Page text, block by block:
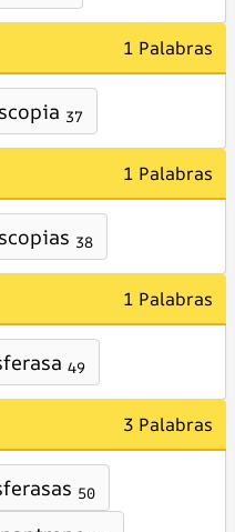
1 Palabras
37
1 Palabras
38
1 Palabras
49
3 Palabras
50